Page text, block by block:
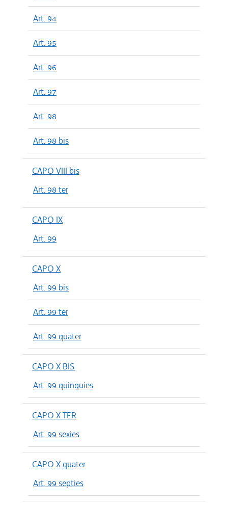
Art. 94
Art. 95
Art. 96
Art. 97
Art. 98
Art. 98 bis
CAPO VIII bis
Art. 98 ter
CAPO IX
Art. 99
CAPO X
Art. 99 bis
Art. 99 ter
Art. 99 quater
CAPO X BIS
Art. 99 quinquies
CAPO X TER
Art. 99 sexies
CAPO X quater
Art. 99 septies